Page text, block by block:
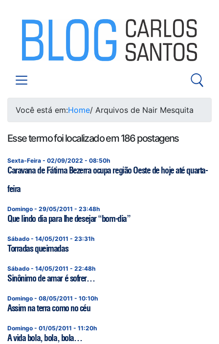
Você está em:Home/ Arquivos de Nair Mesquita
Esse termo foi localizado em 186 postagens
Sexta-Feira - 02/09/2022 - 08:50h
Caravana de Fátima Bezerra ocupa região Oeste de hoje até quarta-
feira
Domingo - 29/05/2011 - 23:48h
Que lindo dia para lhe desejar “bom-dia”
Sábado - 14/05/2011 - 23:31h
Torradas queimadas
Sábado - 14/05/2011 - 22:48h
Sinônimo de amar é sofrer…
Domingo - 08/05/2011 - 10:10h
Assim na terra como no céu
Domingo - 01/05/2011 - 11:20h
A vida bola, bola, bola…